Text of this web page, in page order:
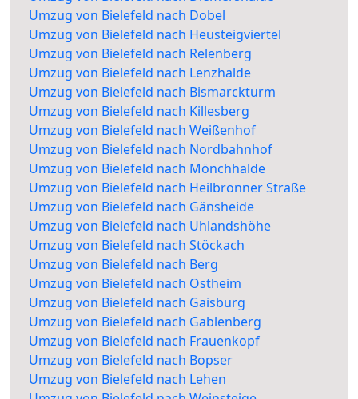
Umzug von Bielefeld nach Dobel
Umzug von Bielefeld nach Heusteigviertel
Umzug von Bielefeld nach Relenberg
Umzug von Bielefeld nach Lenzhalde
Umzug von Bielefeld nach Bismarckturm
Umzug von Bielefeld nach Killesberg
Umzug von Bielefeld nach Weißenhof
Umzug von Bielefeld nach Nordbahnhof
Umzug von Bielefeld nach Mönchhalde
Umzug von Bielefeld nach Heilbronner Straße
Umzug von Bielefeld nach Gänsheide
Umzug von Bielefeld nach Uhlandshöhe
Umzug von Bielefeld nach Stöckach
Umzug von Bielefeld nach Berg
Umzug von Bielefeld nach Ostheim
Umzug von Bielefeld nach Gaisburg
Umzug von Bielefeld nach Gablenberg
Umzug von Bielefeld nach Frauenkopf
Umzug von Bielefeld nach Bopser
Umzug von Bielefeld nach Lehen